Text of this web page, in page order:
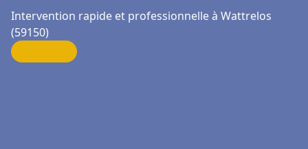
Intervention rapide et professionnelle à Wattrelos
(59150)